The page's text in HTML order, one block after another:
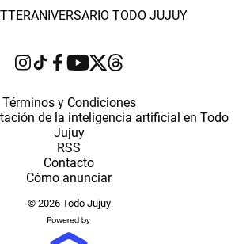
ANIVERSARIO TODO JUJUY
Términos y Condiciones
de la inteligencia artificial en Todo
Jujuy
RSS
Contacto
Cómo anunciar
© 2026 Todo Jujuy